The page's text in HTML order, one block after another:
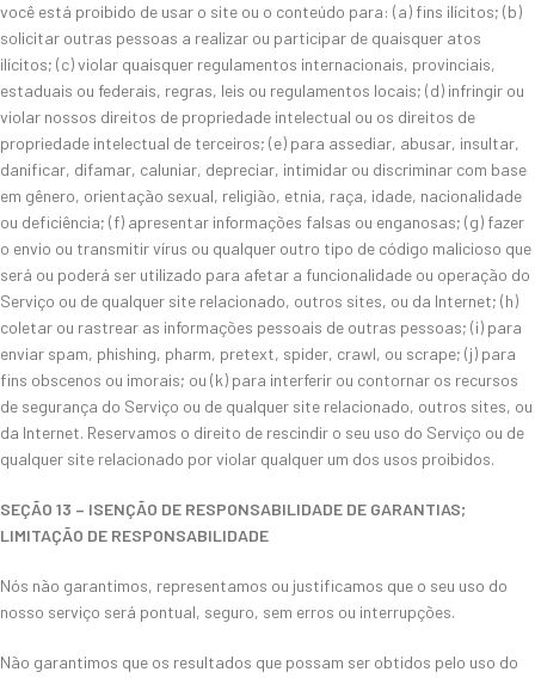
você está proibido de usar o site ou o conteúdo para: (a) fins ilícitos; (b)
solicitar outras pessoas a realizar ou participar de quaisquer atos
ilícitos; (c) violar quaisquer regulamentos internacionais, provinciais,
estaduais ou federais, regras, leis ou regulamentos locais; (d) infringir ou
violar nossos direitos de propriedade intelectual ou os direitos de
propriedade intelectual de terceiros; (e) para assediar, abusar, insultar,
danificar, difamar, caluniar, depreciar, intimidar ou discriminar com base
em gênero, orientação sexual, religião, etnia, raça, idade, nacionalidade
ou deficiência; (f) apresentar informações falsas ou enganosas; (g) fazer
o envio ou transmitir vírus ou qualquer outro tipo de código malicioso que
será ou poderá ser utilizado para afetar a funcionalidade ou operação do
Serviço ou de qualquer site relacionado, outros sites, ou da Internet; (h)
coletar ou rastrear as informações pessoais de outras pessoas; (i) para
enviar spam, phishing, pharm, pretext, spider, crawl, ou scrape; (j) para
fins obscenos ou imorais; ou (k) para interferir ou contornar os recursos
de segurança do Serviço ou de qualquer site relacionado, outros sites, ou
da Internet. Reservamos o direito de rescindir o seu uso do Serviço ou de
qualquer site relacionado por violar qualquer um dos usos proibidos.
SEÇÃO 13 – ISENÇÃO DE RESPONSABILIDADE DE GARANTIAS;
LIMITAÇÃO DE RESPONSABILIDADE
Nós não garantimos, representamos ou justificamos que o seu uso do
nosso serviço será pontual, seguro, sem erros ou interrupções.
Não garantimos que os resultados que possam ser obtidos pelo uso do